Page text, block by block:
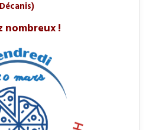
Décanis)
nombreux !